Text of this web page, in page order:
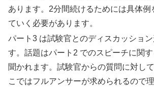
あります。2分間続けるためには具体例
ていく必要があります。
パート3 は試験官とのディスカッショ
す。話題はパート2 でのスピーチに関
聞かれます。試験官からの質問に対し
こではフルアンサーが求められるので